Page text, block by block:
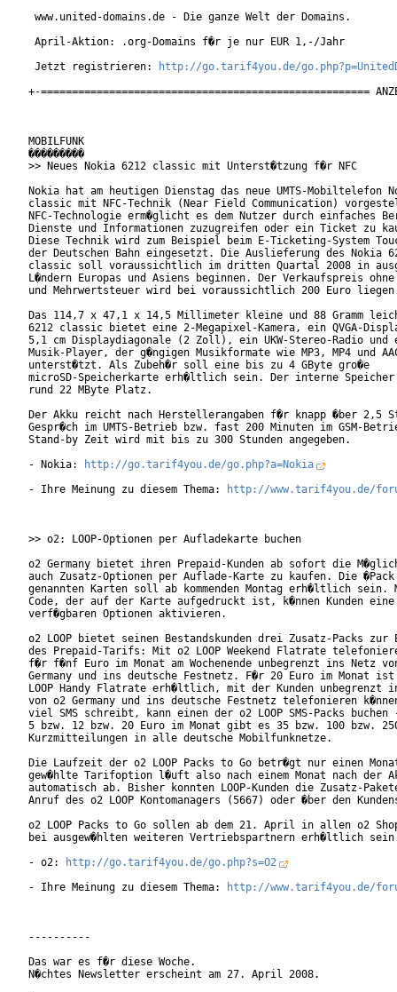
www.united-domains.de - Die ganze Welt der Domains.
April-Aktion: .org-Domains f�r je nur EUR 1,-/Jahr
Jetzt registrieren:
http://go.tarif4you.de/
+-=====================================================
MOBILFUNK
���������
>> Neues Nokia 6212 classic mit Unterst�tzung f�r NFC
Nokia hat am heutigen Dienstag das neue UMTS-Mobiltelefon
classic mit NFC-Technik (Near Field Communication)
NFC-Technologie erm�glicht es dem Nutzer durch einfaches
Dienste und Informationen zuzugreifen oder ein Ticket zu
Diese Technik wird zum Beispiel beim E-Ticketing-System
der Deutschen Bahn eingesetzt. Die Auslieferung des Nokia
classic soll voraussichtlich im dritten Quartal 2008 in
L�ndern Europas und Asiens beginnen. Der Verkaufspreis
und Mehrwertsteuer wird bei voraussichtlich 200 Euro
Das 114,7 x 47,1 x 14,5 Millimeter kleine und 88 Gramm
6212 classic bietet eine 2-Megapixel-Kamera, ein QVGA-
5,1 cm Displaydiagonale (2 Zoll), ein UKW-Stereo-Radio und
Musik-Player, der g�ngigen Musikformate wie MP3, MP4 und
unterst�tzt. Als Zubeh�r soll eine bis zu 4 GByte gro�e
microSD-Speicherkarte erh�ltlich sein. Der interne
rund 22 MByte Platz.
Der Akku reicht nach Herstellerangaben f�r knapp �ber 2,5
Gespr�ch im UMTS-Betrieb bzw. fast 200 Minuten im GSM-
Stand-by Zeit wird mit bis zu 300 Stunden angegeben.
- Nokia:
http://go.tarif4you.de/go.php?a=Nokia
- Ihre Meinung zu diesem Thema:
http://www.tarif4you.de/
>> o2: LOOP-Optionen per Aufladekarte buchen
o2 Germany bietet ihren Prepaid-Kunden ab sofort die
auch Zusatz-Optionen per Auflade-Karte zu kaufen. Die
genannten Karten soll ab kommenden Montag erh�ltlich sein.
Code, der auf der Karte aufgedruckt ist, k�nnen Kunden
verf�gbaren Optionen aktivieren.
o2 LOOP bietet seinen Bestandskunden drei Zusatz-Packs zur
des Prepaid-Tarifs: Mit o2 LOOP Weekend Flatrate
f�r f�nf Euro im Monat am Wochenende unbegrenzt ins Netz
Germany und ins deutsche Festnetz. F�r 20 Euro im Monat
LOOP Handy Flatrate erh�ltlich, mit der Kunden unbegrenzt
von o2 Germany und ins deutsche Festnetz telefonieren
viel SMS schreibt, kann einen der o2 LOOP SMS-Packs
5 bzw. 12 bzw. 20 Euro im Monat gibt es 35 bzw. 100 bzw.
Kurzmitteilungen in alle deutsche Mobilfunknetze.
Die Laufzeit der o2 LOOP Packs to Go betr�gt nur einen
gew�hlte Tarifoption l�uft also nach einem Monat nach der
automatisch ab. Bisher konnten LOOP-Kunden die Zusatz-
Anruf des o2 LOOP Kontomanagers (5667) oder �ber den
o2 LOOP Packs to Go sollen ab dem 21. April in allen o2
bei ausgew�hlten weiteren Vertriebspartnern erh�ltlich
- o2:
http://go.tarif4you.de/go.php?s=O2
- Ihre Meinung zu diesem Thema:
http://www.tarif4you.de/
----------
Das war es f�r diese Woche.
N�chtes Newsletter erscheint am 27. April 2008.